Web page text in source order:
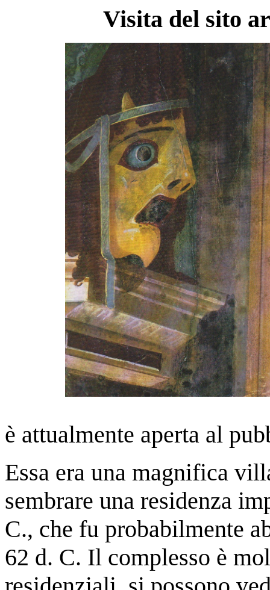
Visita del sito
è attualmente aperta al
Essa era una magnifica
sembrare una residenza
C., che fu probabilmente
62 d. C. Il complesso è